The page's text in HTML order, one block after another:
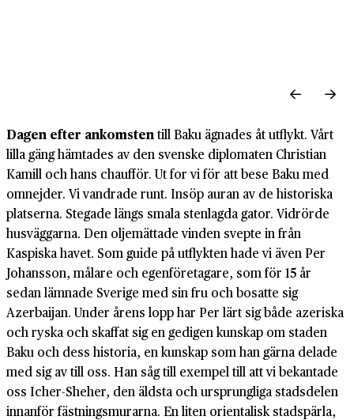
Dagen efter ankomstentill Baku ägnades åt utflykt. Vårt
lilla gäng hämtades av den svenske diplomaten Christian
Kamill och hans chaufför. Ut for vi för att bese Baku med
omnejder. Vi vandrade runt. Insöp auran av de historiska
platserna. Stegade längs smala stenlagda gator. Vidrörde
husväggarna. Den oljemättade vinden svepte in från
Kaspiska havet. Som guide på utflykten hade vi även Per
Johansson, målare och egenföretagare, som för 15 år
sedan lämnade Sverige med sin fru och bosatte sig
Azerbaijan. Under årens lopp har Per lärt sig både azeriska
och ryska och skaffat sig en gedigen kunskap om staden
Baku och dess historia, en kunskap som han gärna delade
med sig av till oss. Han såg till exempel till att vi bekantade
oss Icher-Sheher, den äldsta och ursprungliga stadsdelen
innanför fästningsmurarna. En liten orientalisk stadspärla,